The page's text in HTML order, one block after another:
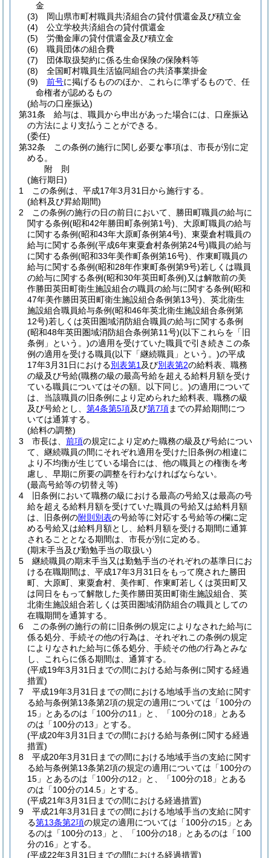
金
(3)
岡山県市町村職員共済組合の貸付償還金及び積立金
(4)
公立学校共済組合の貸付償還金
(5)
労働金庫の貸付償還金及び積立金
(6)
職員団体の組合費
(7)
団体取扱契約に係る生命保険の保険料等
(8)
全国町村職員生活協同組合の共済事業掛金
(9)
前号に掲げるもののほか、これらに準ずるもので、任
命権者が認めるもの
(給与の口座振込)
第31条
給与は、職員から申出があった場合には、口座振込
の方法により支払うことができる。
(委任)
第32条
この条例の施行に関し必要な事項は、市長が別に定
める。
附 則
(施行期日)
1
この条例は、平成17年3月31日から施行する。
(給料及び昇給期間)
2
この条例の施行の日の前日において、勝田町職員の給与に
関する条例(昭和42年勝田町条例第1号) 、大原町職員の給与
に関する条例(昭和43年大原町条例第4号) 、東粟倉村職員の
給与に関する条例(平成6年東粟倉村条例第24号)職員の給与
に関する条例(昭和33年美作町条例第16号) 、作東町職員の
給与に関する条例(昭和28年作東町条例第9号)若しくは職員
の給与に関する条例(昭和30年英田町条例)又は解散前の美
作勝田英田町衛生施設組合の職員の給与に関する条例(昭和
47年美作勝田英田町衛生施設組合条例第13号) 、英北衛生
施設組合職員給与条例(昭和46年英北衛生施設組合条例第
12号)若しくは英田圏域消防組合職員の給与に関する条例
(昭和48年英田圏域消防組合条例第11号)(以下これらを「旧
条例」という。)の適用を受けていた職員で引き続きこの条
例の適用を受ける職員(以下「継続職員」という。)の平成
17年3月31日における別表第1 及び別表第2の給料表、職務
の級及び号給(職務の級の最高号給を超える給料月額を受け
ている職員についてはその額。以下同じ。)の適用について
は、当該職員の旧条例により定められた給料表、職務の級
及び号給とし、 第4条第5項及び第7項までの昇給期間につ
いては通算する。
(給料の調整)
3
市長は、 前項の規定により定めた職務の級及び号給につい
て、継続職員の間にそれぞれ適用を受けた旧条例の相違に
より不均衡が生じている場合には、他の職員との権衡を考
慮し、早期に所要の調整を行わなければならない。
(最高号給等の切替え等)
4
旧条例において職務の級における最高の号給又は最高の号
給を超える給料月額を受けていた職員の号給又は給料月額
は、旧条例の附則別表の号給等に対応する号給等の欄に定
める号給又は給料月額とし、給料月額を受ける期間に通算
されることとなる期間は、市長が別に定める。
(期末手当及び勤勉手当の取扱い)
5
継続職員の期末手当又は勤勉手当のそれぞれの基準日にお
ける在職期間は、平成17年3月31日をもって廃された勝田
町、大原町、東粟倉村、美作町、作東町若しくは英田町又
は同日をもって解散した美作勝田英田町衛生施設組合、英
北衛生施設組合若しくは英田圏域消防組合の職員としての
在職期間を通算する。
6
この条例の施行の前に旧条例の規定によりなされた給与に
係る処分、手続その他の行為は、それぞれこの条例の規定
によりなされた給与に係る処分、手続その他の行為とみな
し、これらに係る期間は、通算する。
(平成19年3月31日までの間における給与条例に関する経過
措置)
7
平成19年3月31日までの間における地域手当の支給に関す
る給与条例第13条第2項の規定の適用については「100分の
15」とあるのは「100分の11」と、「100分の18」とある
のは「100分の13」とする。
(平成20年3月31日までの間における給与条例に関する経過
措置)
8
平成20年3月31日までの間における地域手当の支給に関す
る給与条例第13条第2項の規定の適用については「100分の
15」とあるのは「100分の12」と、「100分の18」とある
のは「100分の14.5」とする。
(平成21年3月31日までの間における経過措置)
9
平成21年3月31日までの間における地域手当の支給に関す
る第13条第2項の規定の適用については「100分の15」とあ
るのは「100分の13」と、「100分の18」とあるのは「100
分の16」とする。
(平成22年3月31日までの間における経過措置)